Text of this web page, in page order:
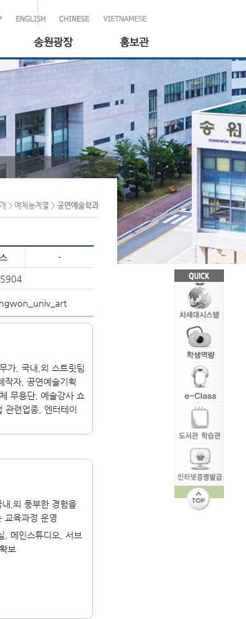
> 예체능계열 > 공연예술학과
-
가, 국내,외 스트릿팀
작자, 공연예술기획
무용단, 예술강사 쇼
관련업종, 엔터테이
,외 풍부한 경험을
교육과정 운영
, 메인스튜디오, 서브
보